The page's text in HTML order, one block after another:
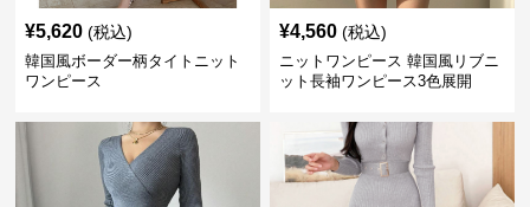
¥5,620 (税込)
韓国風ボーダー柄タイトニット
ワンピース
¥4,560 (税込)
ニットワンピース 韓国風リブニ
ット長袖ワンピース3色展開